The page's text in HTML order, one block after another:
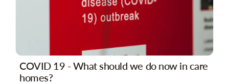
COVID 19 - What should we do now in care
homes?